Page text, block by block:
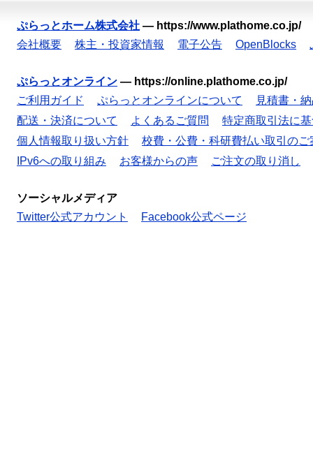
ぷらっとホーム株式会社 — https://www.plathome.co.jp/
会社概要
株主・投資家情報 電子公告 OpenBlocks
ぷらっとオンライン — https://online.plathome.co.jp/
ご利用ガイド
ぷらっとオンラインについて
見積書・
配送・決済について
よくあるご質問
特定商取引法に
個人情報取り扱い方針
校費・公費・科研費払い取引のご
IPv6への取り組み
お客様からの声 ご注文の取り消し
ソーシャルメディア
Twitter公式アカウント
Facebook公式ページ